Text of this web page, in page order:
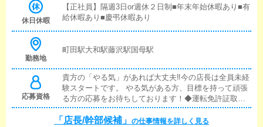
プロセス/管理上記をはじめとする、店舗運営業務全般
となります。■店長/幹部候補将来の店長幹部候補とし
す。業務に慣れてきたら、『キャストの管理』や『経
だと１年ぐらいで、店長として新しい店舗の運営をお
任せします。■対面接客・受付業務お客様からのお問合
せや来店されたお客様の案内を行っていただきます。
予約の確認や、会計作業、注意事項の喚起などをお願
て業務内容を見ながら徐々に覚えていただきますの
休日休暇
【正社員】隔週3日or週休２日制■年末年始休暇あり■有
給休暇あり■慶弔休暇あり
勤務地
町田駅大和駅藤沢駅国母駅
応募資格
貴方の「やる気」があれば大丈夫‼今の店長は全員未経
験スタートです。 やる気がある方、目標を持って頑張
る方の応募をお待ちしております！◆運転免許証取得者
◆簡単なパソコン操作(未経験でも大丈夫です！) ◆礼儀
正しい会話・挨拶が出来る方 ◆18歳～40歳ぐらいまで
「店長/幹部候補」 の仕事情報を詳しく見る